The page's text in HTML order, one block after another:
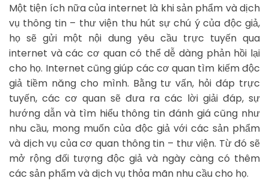
Một tiện ích nữa của internet là khi sản phẩm và dịch
vụ thông tin – thư viện thu hút sự chú ý của độc giả,
họ sẽ gửi một nội dung yêu cầu trực tuyến qua
internet và các cơ quan có thể dễ dàng phản hồi lại
cho họ. Internet cũng giúp các cơ quan tìm kiếm độc
giả tiềm năng cho mình. Bằng tư vấn, hỏi đáp trực
tuyến, các cơ quan sẽ đưa ra các lời giải đáp, sự
hướng dẫn và tìm hiểu thông tin đánh giá cũng như
nhu cầu, mong muốn của độc giả với các sản phẩm
và dịch vụ của cơ quan thông tin – thư viện. Từ đó sẽ
mở rộng đối tượng độc giả và ngày càng có thêm
các sản phẩm và dịch vụ thỏa mãn nhu cầu cho họ.